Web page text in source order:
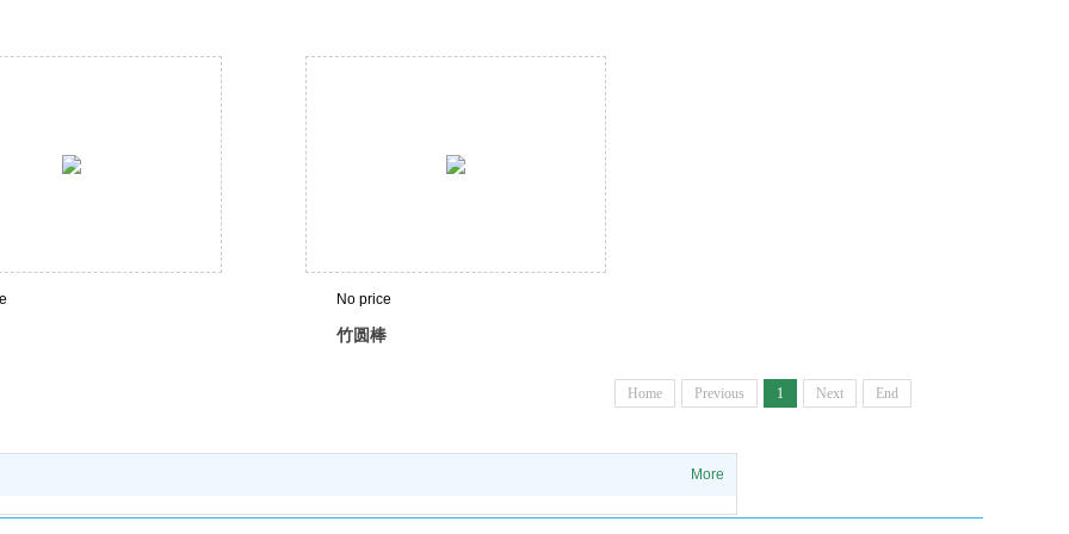
No price
竹圆棒
Home Previous 1 Next End
More